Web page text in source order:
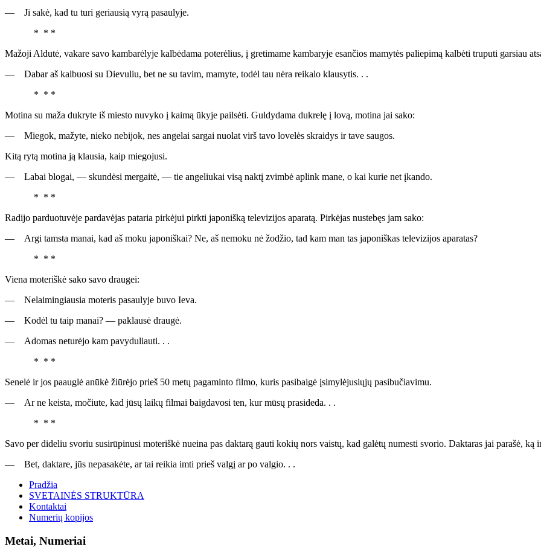
— Ji sakė, kad tu turi geriausią vyrą pasaulyje.
* * *
Mažoji Aldutė, vakare savo kambarėlyje kalbėdama poterėlius, į gretimame kambaryje esančios mamytės paliepimą kalbėti truputi garsiau
— Dabar aš kalbuosi su Dievuliu, bet ne su tavim, mamyte, todėl tau nėra reikalo klausytis. . .
* * *
Motina su maža dukryte iš miesto nuvyko į kaimą ūkyje pailsėti. Guldydama dukrelę į lovą, motina jai sako:
— Miegok, mažyte, nieko nebijok, nes angelai sargai nuolat virš tavo lovelės skraidys ir tave saugos.
Kitą rytą motina ją klausia, kaip miegojusi.
— Labai blogai, — skundėsi mergaitė, — tie angeliukai visą naktį zvimbė aplink mane, o kai kurie net įkando.
* * *
Radijo parduotuvėje pardavėjas pataria pirkėjui pirkti japonišką televizijos aparatą. Pirkėjas nustebęs jam sako:
— Argi tamsta manai, kad aš moku japoniškai? Ne, aš nemoku nė žodžio, tad kam man tas japoniškas televizijos aparatas?
* * *
Viena moteriškė sako savo draugei:
— Nelaimingiausia moteris pasaulyje buvo Ieva.
— Kodėl tu taip manai? — paklausė draugė.
— Adomas neturėjo kam pavyduliauti. . .
* * *
Senelė ir jos paauglė anūkė žiūrėjo prieš 50 metų pagaminto filmo, kuris pasibaigė įsimylėjusiųjų pasibučiavimu.
— Ar ne keista, močiute, kad jūsų laikų filmai baigdavosi ten, kur mūsų prasideda. . .
* * *
Savo per dideliu svoriu susirūpinusi moteriškė nueina pas daktarą gauti kokių nors vaistų, kad galėtų numesti svorio. Daktaras jai parašė,
— Bet, daktare, jūs nepasakėte, ar tai reikia imti prieš valgį ar po valgio. . .
Pradžia
SVETAINĖS STRUKTŪRA
Kontaktai
Numerių kopijos
Metai, Numeriai